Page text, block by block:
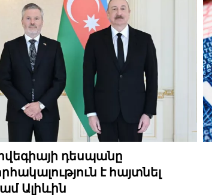
դեսպանը
է հայտնել
Ալիևին